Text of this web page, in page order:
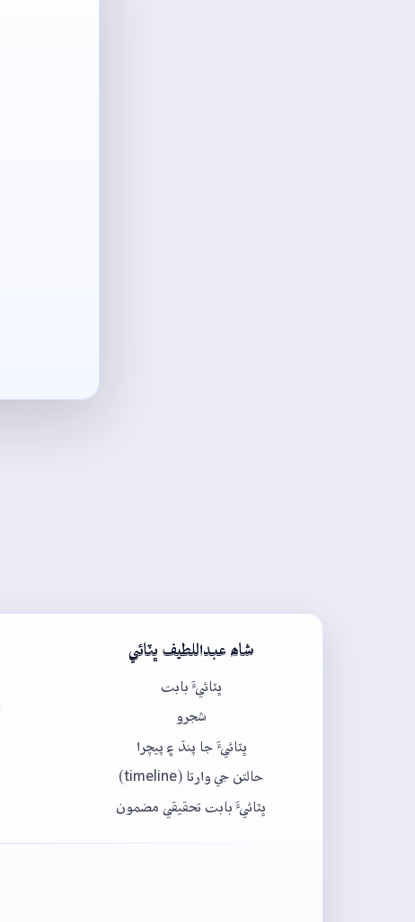
شاھ عبداللطيف ڀٽائي
ڀٽائيءَ بابت
شجرو
ڀٽائيءَ جا پنڌ ۽ پيچرا
حالتن جي وارتا (timeline)
ڀٽائيءَ بابت تحقيقي مضمون